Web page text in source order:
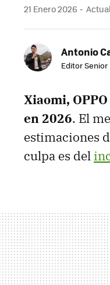
21 Enero 2026
Antonio
Editor Senior
Xiaomi,
en 2026. El
estimaciones
culpa es del